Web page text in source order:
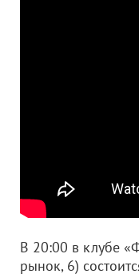
В 20:00 в клубе
рынок, 6)